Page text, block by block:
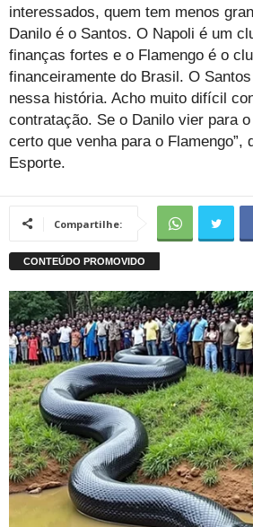
interessados, quem tem menos
Danilo é o Santos. O Napoli é um
finanças fortes e o Flamengo é o
financeiramente do Brasil. O Santos
nessa história. Acho muito difícil
contratação. Se o Danilo vier para
certo que venha para o Flamengo”,
Esporte.
Compartilhe: